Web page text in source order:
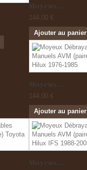
Moyeux...
144,00 €
Ajouter au panier
Moyeux...
144,00 €
Ajouter au panier
Moyeux...